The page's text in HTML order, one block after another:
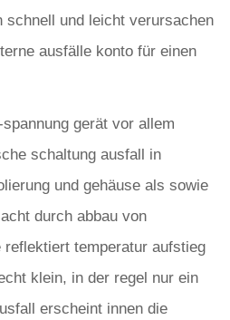
und leicht verursachen
ausfälle konto für einen
gerät vor allem
schaltung ausfall in
und gehäuse als sowie
durch abbau von
temperatur aufstieg
klein, in der regel nur ein
erscheint innen die